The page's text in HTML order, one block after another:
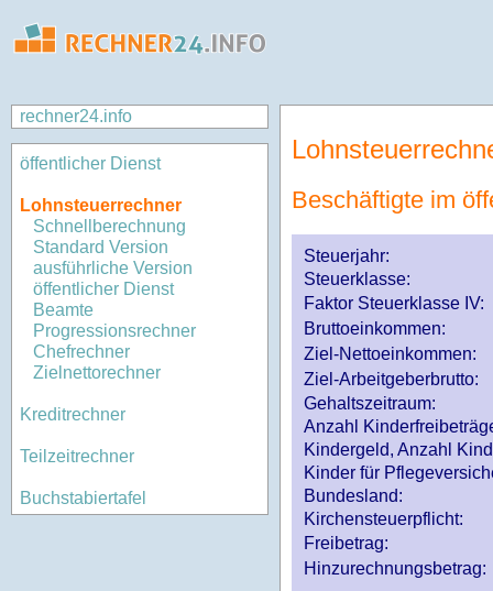
rechner24.info
öffentlicher Dienst
Lohnsteuerrechner
Schnellberechnung
Standard Version
ausführliche Version
öffentlicher Dienst
Beamte
Progressionsrechner
Chefrechner
Zielnettorechner
Kreditrechner
Teilzeitrechner
Buchstabiertafel
Beschäftigte im
Steuerjahr:
Steuerklasse:
Faktor Steuerklasse IV:
Bruttoeinkommen:
Ziel-Nettoeinkommen:
Ziel-Arbeitgeberbrutto:
Gehaltszeitraum:
Anzahl
Kindergeld, Anzahl
Kinder für
Bundesland:
Kirchensteuerpflicht:
Freibetrag:
Hinzurechnungsbetrag: